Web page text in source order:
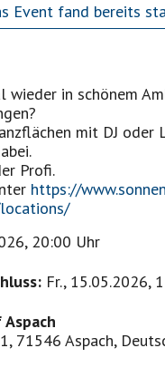
Event fand bereits
wieder in schönem
mit DJ oder
Profi.
https://
20:00 Uhr
Fr., 15.05.2026,
71546 Aspach,